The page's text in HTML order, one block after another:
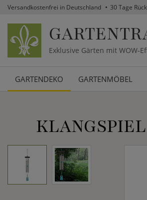
Versandkostenfrei in Deutschland 30 Tage
Exklusive Gärten mit WOW-
GARTENDEKO GARTENMÖBEL